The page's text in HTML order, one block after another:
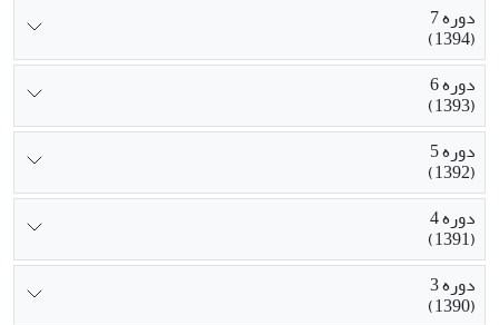
دوره 7
(1394)
دوره 6
(1393)
دوره 5
(1392)
دوره 4
(1391)
دوره 3
(1390)